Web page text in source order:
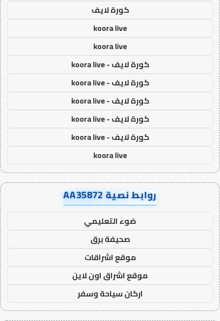
كورة لايف
koora live
koora live
كورة لايف - koora live
كورة لايف - koora live
كورة لايف - koora live
كورة لايف - koora live
كورة لايف - koora live
koora live
روابط نصية AA35872
ضوء التعليمي
صحيفة برق
موقع اشراقات
موقع اشراق اون لاين
اركان سياحة وسفر